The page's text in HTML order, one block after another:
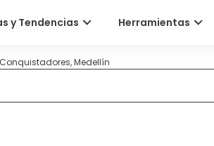
Medellín